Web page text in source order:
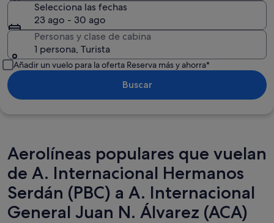
Selecciona las fechas
23 ago - 30 ago
Personas y clase de cabina
1 persona, Turista
Añadir un vuelo para la oferta Reserva más y ahorra*
Buscar
Aerolíneas populares que vuelan
de A. Internacional Hermanos
Serdán (PBC) a A. Internacional
General Juan N. Álvarez (ACA)